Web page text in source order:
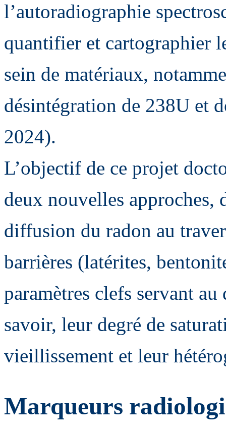
l’autoradiographie
quantifier et cartographier
sein de matériaux,
désintégration de 238U et
2024).
L’objectif de ce projet
deux nouvelles approches,
diffusion du radon au
barrières (latérites,
paramètres clefs servant
savoir, leur degré de
vieillissement et leur
Marqueurs